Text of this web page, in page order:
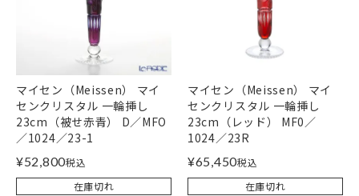
マイセン（Meissen） マイ
センクリスタル 一輪挿し
23cm（被せ赤青） D／MFO
／1024／23-1
¥52,800税込
在庫切れ
マイセン（Meissen） マイ
センクリスタル 一輪挿し
23cm（レッド） MF0／
1024／23R
¥65,450税込
在庫切れ